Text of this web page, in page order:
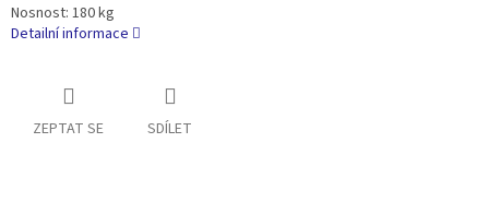
Nosnost: 180 kg
Detailní informace
ZEPTAT SE SDÍLET